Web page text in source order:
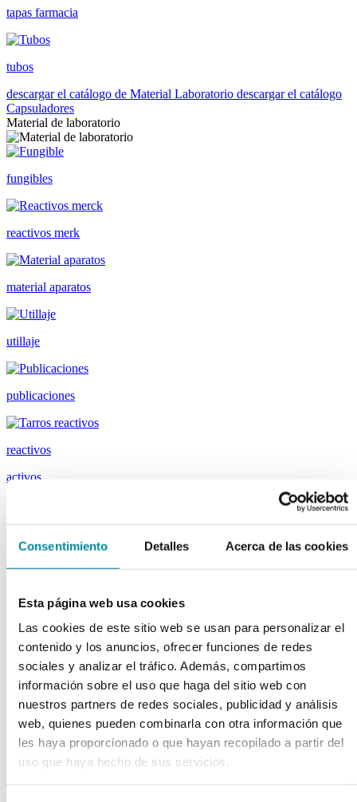
Consentimiento Detalles Acerca de las cookies
Esta página web usa cookies
Las cookies de este sitio web se usan para personalizar el
contenido y los anuncios, ofrecer funciones de redes
sociales y analizar el tráfico. Además, compartimos
información sobre el uso que haga del sitio web con
nuestros partners de redes sociales, publicidad y análisis
web, quienes pueden combinarla con otra información que
les haya proporcionado o que hayan recopilado a partir del
uso que haya hecho de sus servicios.
tapas farmacia
tubos
descargar el catálogo de Material Laboratorio descargar el catálogo
Capsuladores
Material de laboratorio
fungibles
reactivos merk
material aparatos
utillaje
publicaciones
reactivos
activos
Principios Activos Farmacéuticos Especiales
excipientes
Colorantes
Excipientes varios
Disolventes
Reguladores Ph
Siliconas
Tensioactivos
Filtros solares
bases y jarabes
Jarabes
Bases
Emulsionantes